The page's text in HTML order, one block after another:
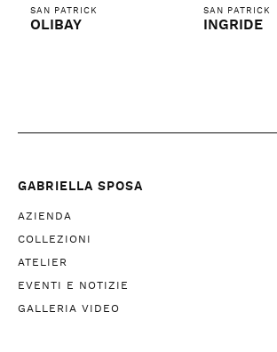
SAN PATRICK
OLIBAY
SAN PATRICK
INGRIDE
GABRIELLA SPOSA
AZIENDA
COLLEZIONI
ATELIER
EVENTI E NOTIZIE
GALLERIA VIDEO